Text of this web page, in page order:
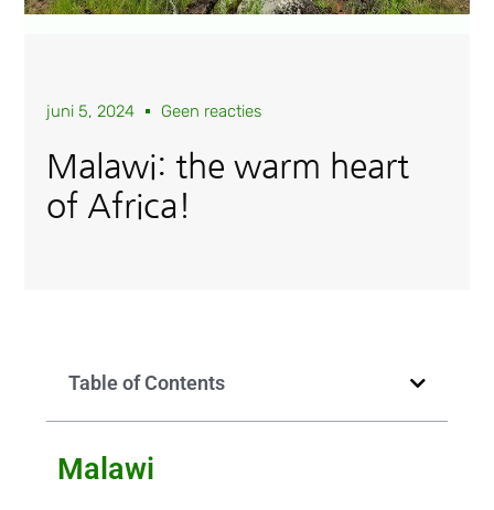
juni 5, 2024 Geen reacties
Malawi: the warm heart
of Africa!
Table of Contents
Malawi